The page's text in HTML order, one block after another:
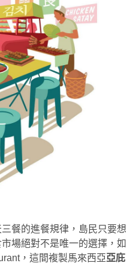
餐的進餐規律，島民只要想
場絕對不是唯一的選擇，如
，這間複製馬來西亞 亞庇